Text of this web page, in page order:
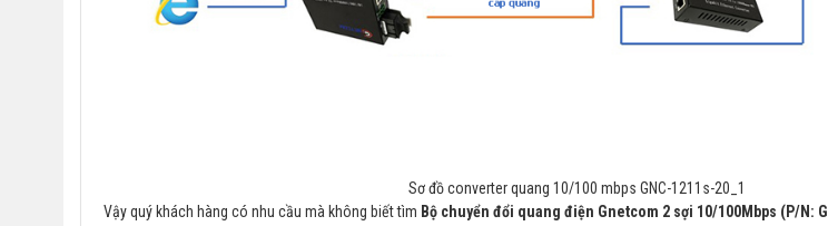
Sơ đồ converter quang 10/100 mbps GNC-1211s-20_1
Vậy quý khách hàng có nhu cầu mà không biết tìm Bộ chuyển đổi quang điện Gnetcom 2 sợi 10/100Mbps (P/N: